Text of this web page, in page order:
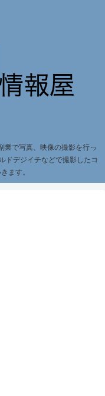
業で写真、映像の撮影を行っ
ドデジイチなどで撮影したコ
ます。